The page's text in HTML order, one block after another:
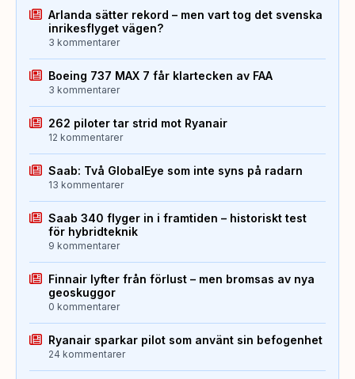
Arlanda sätter rekord – men vart tog det svenska
inrikesflyget vägen?
3 kommentarer
Boeing 737 MAX 7 får klartecken av FAA
3 kommentarer
262 piloter tar strid mot Ryanair
12 kommentarer
Saab: Två GlobalEye som inte syns på radarn
13 kommentarer
Saab 340 flyger in i framtiden – historiskt test
för hybridteknik
9 kommentarer
Finnair lyfter från förlust – men bromsas av nya
geoskuggor
0 kommentarer
Ryanair sparkar pilot som använt sin befogenhet
24 kommentarer